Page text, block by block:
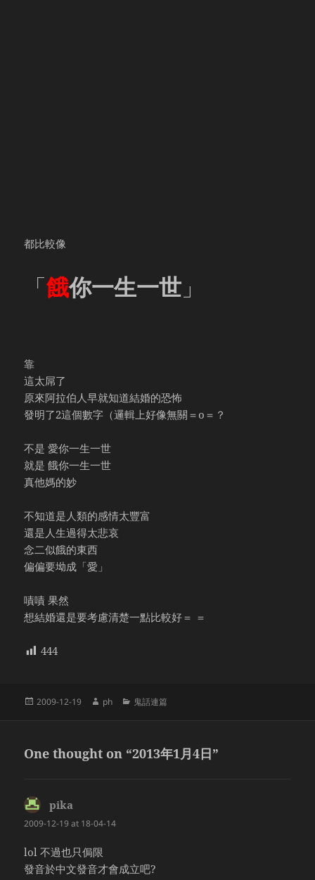
都比較像
「餓你一生一世 」
靠
這太屌了
原來阿拉伯人早就知道結婚的恐怖
發明了2這個數字（邏輯上好像無關＝o＝？
不是 愛你一生一世
就是 餓你一生一世
真他媽的妙
不知道是人類的感情太豐富
還是人生過得太悲哀
念二似餓的東西
偏偏要坳成「愛」
嘖嘖 果然
想結婚還是要考慮清楚一點比較好＝ ＝
444
Posted
2009-12-19 Author
ph Categories
鬼話連篇
One thought on “2013年1月4日”
pika
2009-12-19 at 18-04-14
lol 不過也只侷限
發音於中文發音才會成立吧?